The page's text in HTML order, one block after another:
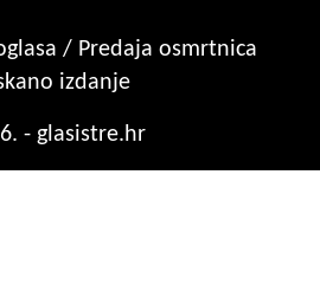
/ Predaja osmrtnica
izdanje
- glasistre.hr